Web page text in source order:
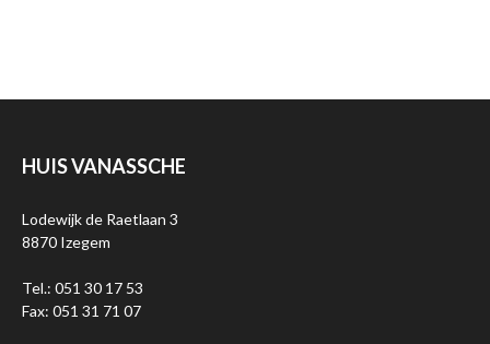
HUIS VANASSCHE
Lodewijk de Raetlaan 3
8870 Izegem
Tel.: 051 30 17 53
Fax: 051 31 71 07